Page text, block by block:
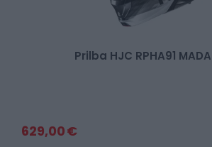
Prilba HJC RPHA91
629,00 €